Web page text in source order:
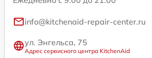
info@kitchenaid-repair-center.ru
ул. Энгельса, 75
Адрес сервисного центра KitchenAid